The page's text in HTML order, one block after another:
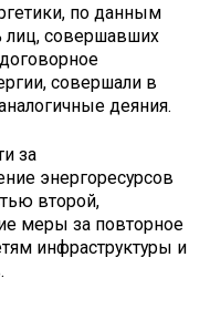
по данным
лиц, совершавших
совершали в
деяния.
за
энергоресурсов
второй,
меры за повторное
инфраструктуры и